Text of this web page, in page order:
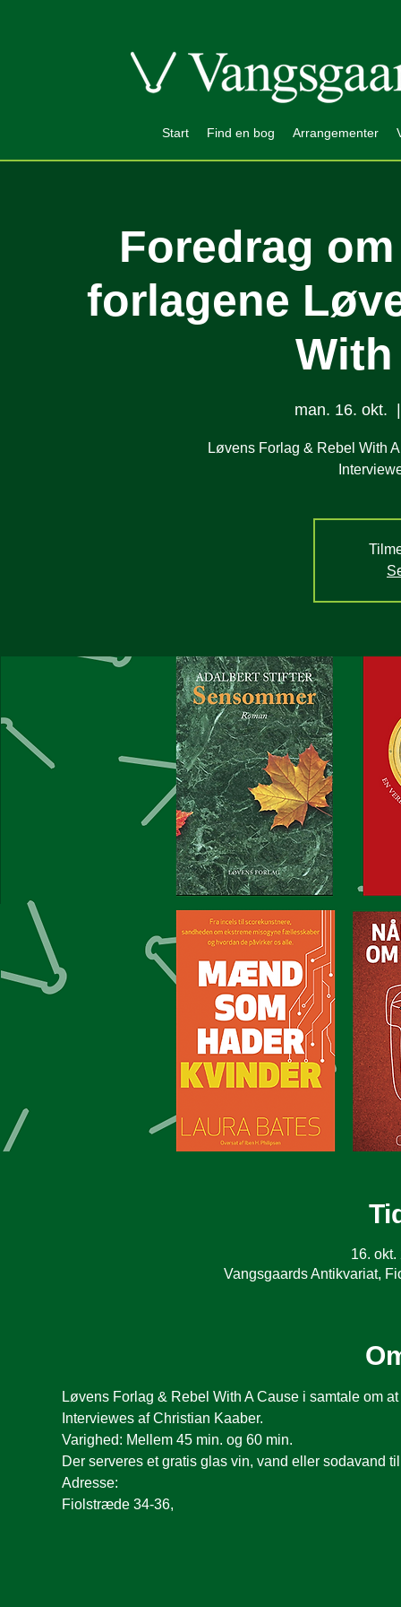
Start Find en bog Arrangementer
Foredrag
forlagene
With
man. 16. okt.
Løvens Forlag & Rebel With
16.
Vangsgaards Antikvariat,
Løvens Forlag & Rebel With A Cause i samtale om
Interviewes af Christian Kaaber.
Varighed: Mellem 45 min. og 60 min.
Der serveres et gratis glas vin, vand eller sodavand
Adresse:
Fiolstræde 34-36,